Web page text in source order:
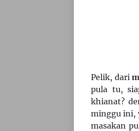
Pelik, dari
pula tu,
khianat?
minggu ini,
masakan